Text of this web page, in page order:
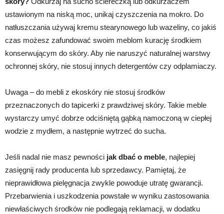
ustawionym na niską moc, unikaj czyszczenia na mokro. Do
natłuszczania używaj kremu stearynowego lub wazeliny, co jakiś
czas możesz zafundować swoim meblom kurację środkiem
konserwującym do skóry. Aby nie naruszyć naturalnej warstwy
ochronnej skóry, nie stosuj innych detergentów czy odplamiaczy.
Uwaga – do mebli z ekoskóry nie stosuj środków
przeznaczonych do tapicerki z prawdziwej skóry. Takie meble
wystarczy umyć dobrze odciśniętą gąbką namoczoną w ciepłej
wodzie z mydłem, a następnie wytrzeć do sucha.
Jeśli nadal nie masz pewności jak dbać o meble, najlepiej
zasięgnij rady producenta lub sprzedawcy. Pamiętaj, że
nieprawidłowa pielęgnacja zwykle powoduje utratę gwarancji.
Przebarwienia i uszkodzenia powstałe w wyniku zastosowania
niewłaściwych środków nie podlegają reklamacji, w dodatku